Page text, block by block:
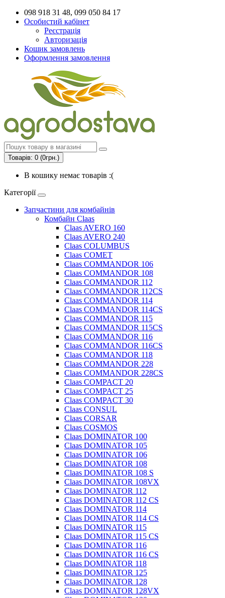
098 918 31 48, 099 050 84 17
Особистий кабінет
Реєстрація
Авторизація
Кошик замовлень
Оформлення замовлення
Товарів: 0 (0грн.)
В кошику немає товарів :(
Категорії
Запчастини для комбайнів
Комбайн Claas
Claas AVERO 160
Claas AVERO 240
Claas COLUMBUS
Claas COMET
Claas COMMANDOR 106
Claas COMMANDOR 108
Claas COMMANDOR 112
Claas COMMANDOR 112CS
Claas COMMANDOR 114
Claas COMMANDOR 114CS
Claas COMMANDOR 115
Claas COMMANDOR 115CS
Claas COMMANDOR 116
Claas COMMANDOR 116CS
Claas COMMANDOR 118
Claas COMMANDOR 228
Claas COMMANDOR 228CS
Claas COMPACT 20
Claas COMPACT 25
Claas COMPACT 30
Claas CONSUL
Claas CORSAR
Claas COSMOS
Claas DOMINATOR 100
Claas DOMINATOR 105
Claas DOMINATOR 106
Claas DOMINATOR 108
Claas DOMINATOR 108 S
Claas DOMINATOR 108VX
Claas DOMINATOR 112
Claas DOMINATOR 112 CS
Claas DOMINATOR 114
Claas DOMINATOR 114 CS
Claas DOMINATOR 115
Claas DOMINATOR 115 CS
Claas DOMINATOR 116
Claas DOMINATOR 116 CS
Claas DOMINATOR 118
Claas DOMINATOR 125
Claas DOMINATOR 128
Claas DOMINATOR 128VX